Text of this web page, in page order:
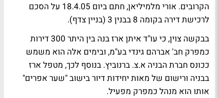
הקרובים. אורי מלמיליאן, חתם ביום 18.4.05 על הסכם
לרכישת דירה בקומה 8 בבנין 3 (בניין צדף).
בבקשה צוין, כי עו"ד איתן ארז בנה בין היתר 300 דירות
כמפרק חב' אברהם גינדי בע"מ, ובימים אלה הוא משמש
ככונס חברת הבניה א.צ. ברנוביץ. בנוסף לכך, מטפל ארז
בבניה ורישום של מאות יחידות דיור בישוב "שער אפרים"
אותו הוא מנהל כמפרק מפעיל.